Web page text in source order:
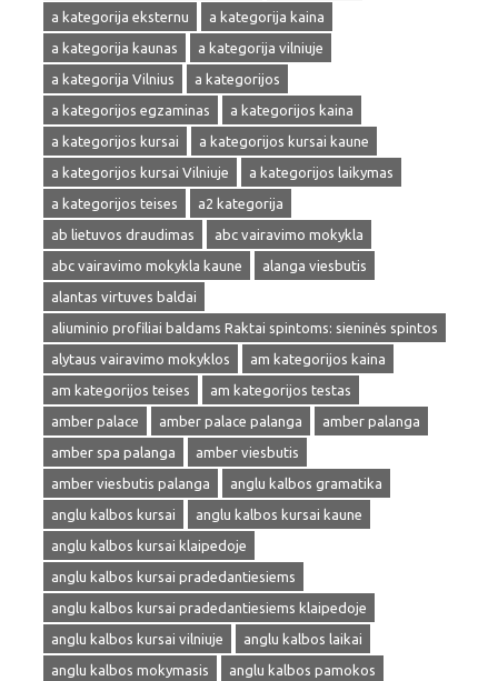
a kategorija eksternu
a kategorija kaina
a kategorija kaunas
a kategorija vilniuje
a kategorija Vilnius
a kategorijos
a kategorijos egzaminas
a kategorijos kaina
a kategorijos kursai
a kategorijos kursai kaune
a kategorijos kursai Vilniuje
a kategorijos laikymas
a kategorijos teises
a2 kategorija
ab lietuvos draudimas
abc vairavimo mokykla
abc vairavimo mokykla kaune
alanga viesbutis
alantas virtuves baldai
aliuminio profiliai baldams Raktai spintoms: sieninės spintos
alytaus vairavimo mokyklos
am kategorijos kaina
am kategorijos teises
am kategorijos testas
amber palace
amber palace palanga
amber palanga
amber spa palanga
amber viesbutis
amber viesbutis palanga
anglu kalbos gramatika
anglu kalbos kursai
anglu kalbos kursai kaune
anglu kalbos kursai klaipedoje
anglu kalbos kursai pradedantiesiems
anglu kalbos kursai pradedantiesiems klaipedoje
anglu kalbos kursai vilniuje
anglu kalbos laikai
anglu kalbos mokymasis
anglu kalbos pamokos